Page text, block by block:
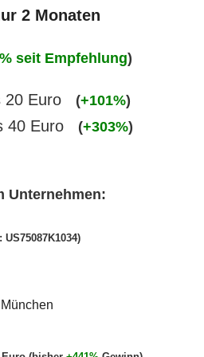
2 Monaten
seit Empfehlung)
Euro (+101%)
Euro (+303%)
Unternehmen: